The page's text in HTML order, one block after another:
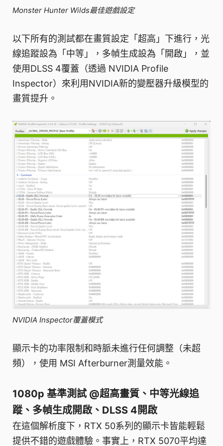
Monster Hunter Wilds最佳遊戲設定
以下所有的測試都在畫質設定「超高」下進行，光
線追蹤設為「中等」，多幀生成設為「開啟」，並
使用DLSS 4覆蓋（透過 NVIDIA Profile
Inspector）來利用NVIDIA新的變壓器升級模型的
畫質提升。
NVIDIA Inspector覆蓋模式
顯示卡的功率限制和時脈未進行任何調整（未超
頻），使用 MSI Afterburner測量效能。
1080p 基準測試 @超高畫質、中等光線追
蹤、多幀生成開啟、DLSS 4開啟
在這個解析度下，RTX 50系列的顯示卡皆能輕鬆
提供不錯的遊戲體驗。事實上，RTX 5070平均達